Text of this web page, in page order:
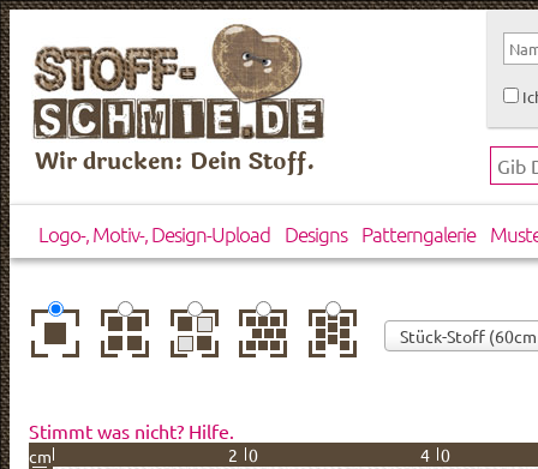
Wir drucken: Dein Stoff.
Logo-, Motiv-, Design-Upload Designs Patterngalerie
zentriert
einfach
wiederholt
gespiegelthorizontal
versetzt
vertikal
versetzt
Stimmt was nicht? Hilfe.
cm 20 40